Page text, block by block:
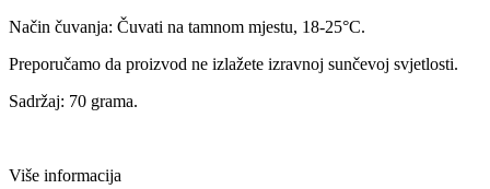
Način čuvanja: Čuvati na tamnom mjestu, 18-25°C.
Preporučamo da proizvod ne izlažete izravnoj sunčevoj svjetlosti.
Sadržaj: 70 grama.
Više informacija